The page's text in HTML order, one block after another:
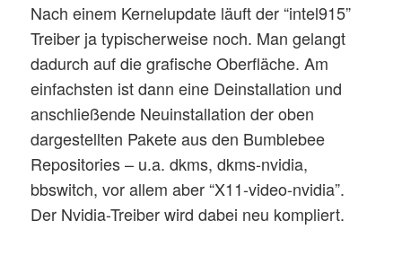
Nach einem Kernelupdate läuft der “intel915”
Treiber ja typischerweise noch. Man gelangt
dadurch auf die grafische Oberfläche. Am
einfachsten ist dann eine Deinstallation und
anschließende Neuinstallation der oben
dargestellten Pakete aus den Bumblebee
Repositories – u.a. dkms, dkms-nvidia,
bbswitch, vor allem aber “X11-video-nvidia”.
Der Nvidia-Treiber wird dabei neu kompliert.